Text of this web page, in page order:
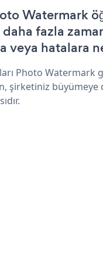
Watermark
fazla
veya hatalara
Photo Watermark
şirketiniz